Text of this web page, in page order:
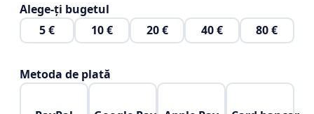
Această situație creează riscuri sporite
pentru sănătatea și securitatea copiilor
Pe de o parte, procesul educațional nu poate fi
realizat conform standardelor minime,
Alege-ți bugetul
5 €
10 € 20 € 40 € 80 €
Metoda de plată